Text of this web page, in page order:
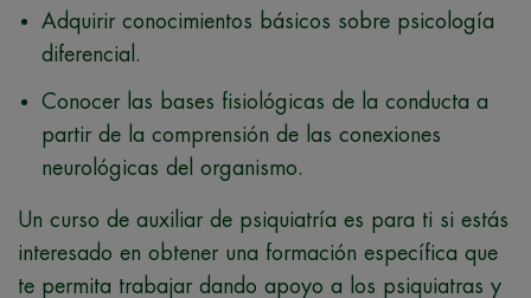
Adquirir conocimientos básicos sobre psicología
diferencial.
Conocer las bases fisiológicas de la conducta a
partir de la comprensión de las conexiones
neurológicas del organismo.
Un curso de auxiliar de psiquiatría es para ti si estás
interesado en obtener una formación específica que
te permita trabajar dando apoyo a los psiquiatras y